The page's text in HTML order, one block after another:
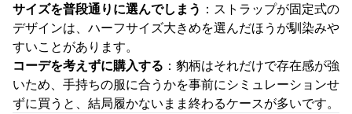
サイズを普段通りに選んでしまう ：ストラップが固定式の
デザインは、ハーフサイズ大きめを選んだほうが馴染みや
すいことがあります。
コーデを考えずに購入する ：豹柄はそれだけで存在感が強
いため、手持ちの服に合うかを事前にシミュレーションせ
ずに買うと、結局履かないまま終わるケースが多いです。